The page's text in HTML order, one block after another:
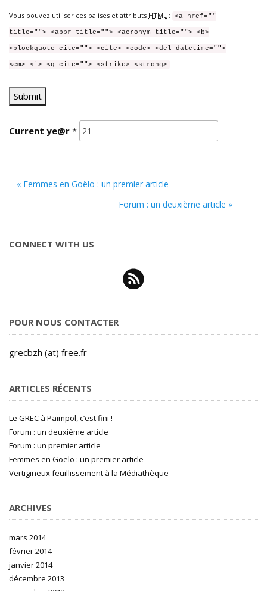
Vous pouvez utiliser ces balises et attributs HTML : <a href=""
title=""> <abbr title=""> <acronym title=""> <b>
<blockquote cite=""> <cite> <code> <del datetime="">
<em> <i> <q cite=""> <strike> <strong>
Current ye@r *
« Femmes en Goëlo : un premier article
Forum : un deuxième article »
CONNECT WITH US
POUR NOUS CONTACTER
grecbzh (at) free.fr
ARTICLES RÉCENTS
Le GREC à Paimpol, c’est fini !
Forum : un deuxième article
Forum : un premier article
Femmes en Goëlo : un premier article
Vertigineux feuillissement à la Médiathèque
ARCHIVES
mars 2014
février 2014
janvier 2014
décembre 2013